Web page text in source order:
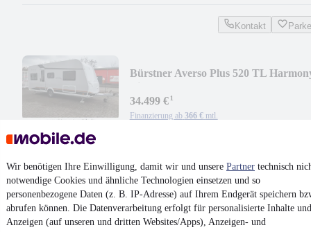
Wir benötigen Ihre Einwilligung, damit wir und unsere Partner technisch
notwendige Cookies und ähnliche Technologien einsetzen und so
personenbezogene Daten (z. B. IP-Adresse) auf Ihrem Endgerät speichern
abrufen können. Die Datenverarbeitung erfolgt für personalisierte Inhalte und
Anzeigen (auf unseren und dritten Websites/Apps), Anzeigen- und
Kontakt
Bürstner Averso Plus 520 TL
34.499 €¹
Finanzierung ab 366 € mtl.
Neufahrzeug •Wohnwagen
Kontakt
¹MwSt. ausweisbar